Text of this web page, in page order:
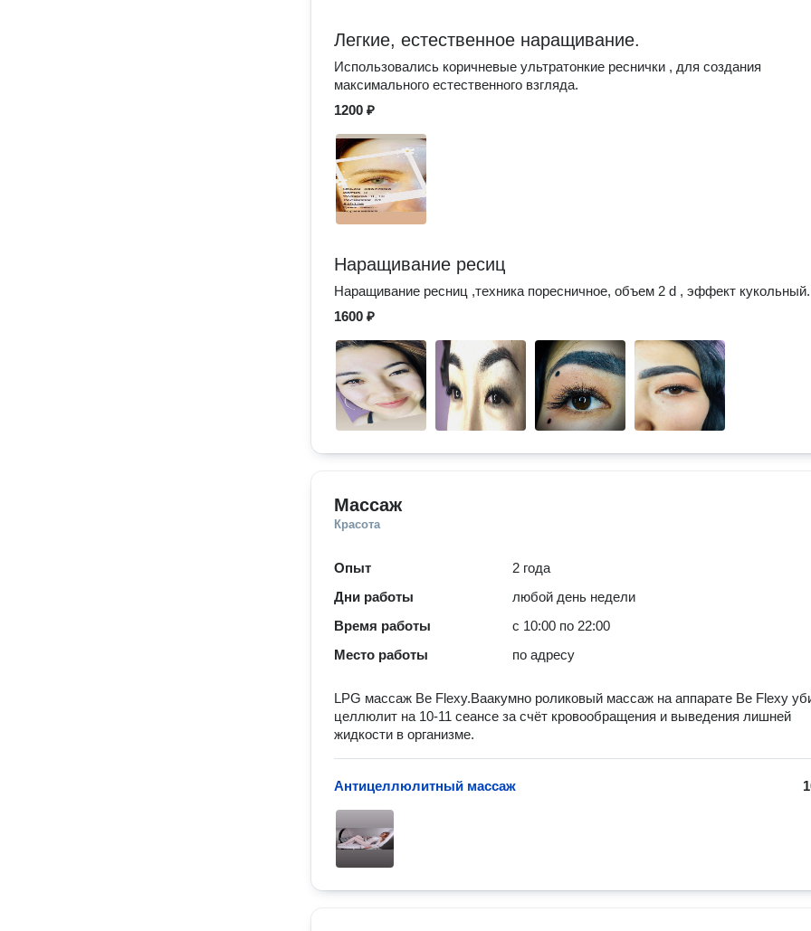
Легкие, естественное наращивание.
Использовались коричневые ультратонкие реснички , для создания
максимального естественного взгляда.
1200 ₽
Наращивание ресиц
Наращивание ресниц ,техника поресничное, объем 2 d , эффект кукольный.
1600 ₽
Массаж
Красота
Опыт
2 года
Дни работы
любой день недели
Время работы
с 10:00 по 22:00
Место работы
по адресу
LPG массаж Be Flexy.Ваакумно роликовый массаж на аппарате Ве Flexy
целлюлит на 10-11 сеансе за счёт кровообращения и выведения лишней
жидкости в организме.
Антицеллюлитный массаж